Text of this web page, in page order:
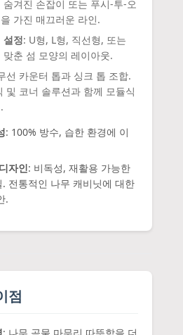
숨겨진 손잡이 또는 푸시-투-오
가진 매끄러운 라인.
설정: U형, L형, 직선형, 또는
맞춘 섬 모양의 레이아웃.
선 카운터 톱과 싱크 톱 조합.
및 코너 솔루션과 함께 모듈식
: 100% 방수, 습한 환경에 이
자인: 비독성, 재활용 가능한
전통적인 나무 캐비닛에 대한
.
점